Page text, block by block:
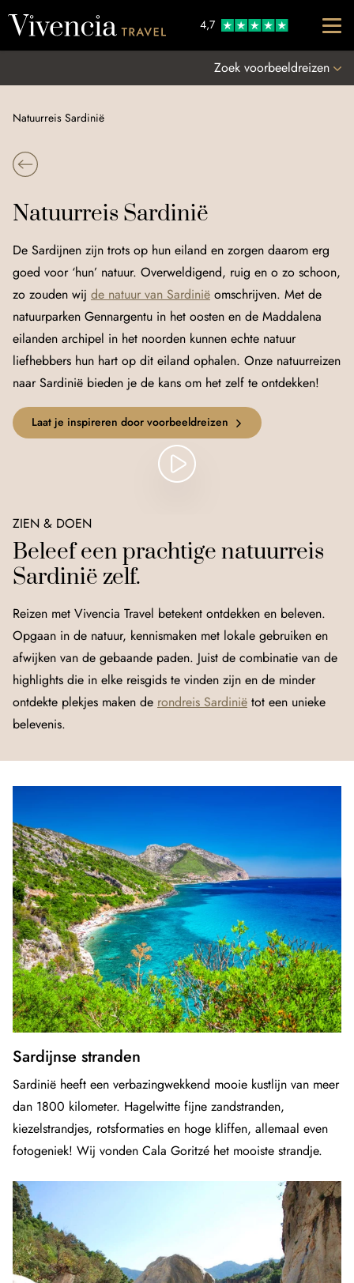
4,7
Zoek voorbeeldreizen
Natuurreis Sardinië
Natuurreis Sardinië
De Sardijnen zijn trots op hun eiland en zorgen daarom erg
goed voor ‘hun’ natuur. Overweldigend, ruig en o zo schoon,
zo zouden wij de natuur van Sardinië omschrijven. Met de
natuurparken Gennargentu in het oosten en de Maddalena
eilanden archipel in het noorden kunnen echte natuur
liefhebbers hun hart op dit eiland ophalen. Onze natuurreizen
naar Sardinië bieden je de kans om het zelf te ontdekken!
Laat je inspireren door voorbeeldreizen
ZIEN & DOEN
Beleef een prachtige natuurreis
Sardinië zelf.
Reizen met Vivencia Travel betekent ontdekken en beleven.
Opgaan in de natuur, kennismaken met lokale gebruiken en
afwijken van de gebaande paden. Juist de combinatie van de
highlights die in elke reisgids te vinden zijn en de minder
ontdekte plekjes maken de rondreis Sardinië tot een unieke
belevenis.
Sardijnse stranden
Sardinië heeft een verbazingwekkend mooie kustlijn van meer
dan 1800 kilometer. Hagelwitte fijne zandstranden,
kiezelstrandjes, rotsformaties en hoge kliffen, allemaal even
fotogeniek! Wij vonden Cala Goritzé het mooiste strandje.